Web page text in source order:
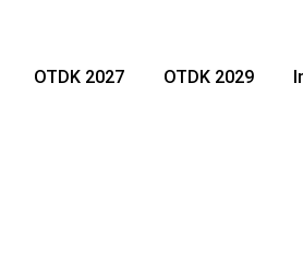
OTDK 2027 OTDK 2029